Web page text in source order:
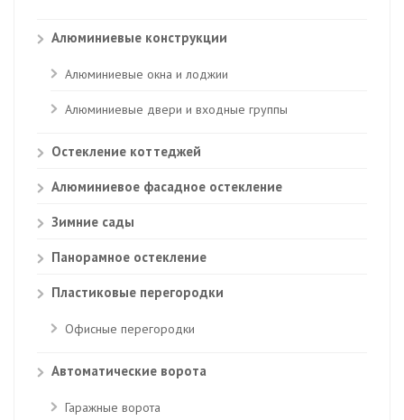
Алюминиевые конструкции
Алюминиевые окна и лоджии
Алюминиевые двери и входные группы
Остекление коттеджей
Алюминиевое фасадное остекление
Зимние сады
Панорамное остекление
Пластиковые перегородки
Офисные перегородки
Автоматические ворота
Гаражные ворота